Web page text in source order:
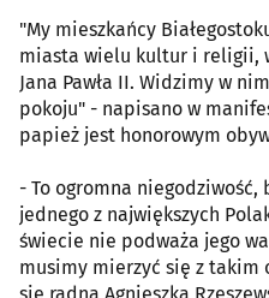
"My mieszkańcy
miasta wielu kultur i religii,
Jana Pawła II. Widzimy w
pokoju" - napisano w
papież jest honorowym
- To ogromna
jednego z największych
świecie nie podważa jego
musimy mierzyć się z takim